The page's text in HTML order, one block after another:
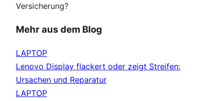
Versicherung?
Mehr aus dem Blog
LAPTOP
Lenovo Display flackert oder zeigt Streifen:
Ursachen und Reparatur
LAPTOP